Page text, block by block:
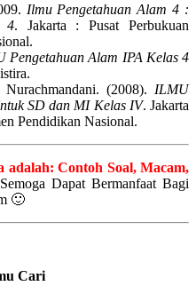
Ilmu Pengetahuan Alam 4 :
4. Jakarta : Pusat Perbukuan
Pengetahuan Alam IPA Kelas 4
(2008). ILMU
SD dan MI Kelas IV. Jakarta
Pendidikan Nasional.
adalah: Contoh Soal, Macam,
Dapat Bermanfaat Bagi
🙂
Cari